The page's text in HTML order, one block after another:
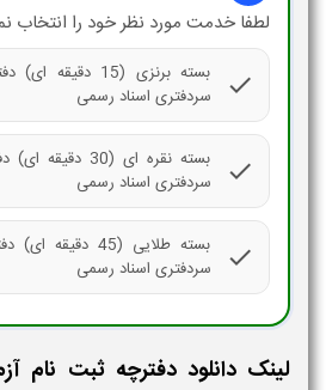
لطفا خدمت مورد نظر خود را انتخاب
check
بسته برنزی (15
سردفتری اسناد رسمی
check
بسته نقره ای (30
سردفتری اسناد رسمی
check
بسته طلایی (45
سردفتری اسناد رسمی
لینک دانلود دفترچه ثبت نام